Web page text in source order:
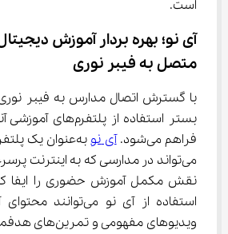
است.
آی ‌نو؛ بهره‌ بردار آموزش
متصل به فیبر نوری
با گسترش اتصال مدارس به فیبر
بستر استفاده از
فراهم می‌شود.
آی ‌نو
به‌عنوان یک
می‌تواند در مدارسی که به اینترنت
استفاده از آی ‌نو
ویدیوهای مفهومی